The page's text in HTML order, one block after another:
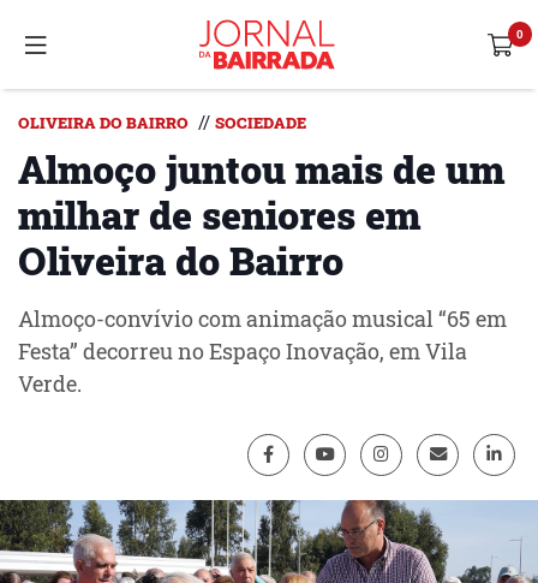
OLIVEIRA DO BAIRRO // SOCIEDADE
Almoço juntou mais de um
milhar de seniores em
Oliveira do Bairro
Almoço-convívio com animação musical “65 em
Festa” decorreu no Espaço Inovação, em Vila
Verde.